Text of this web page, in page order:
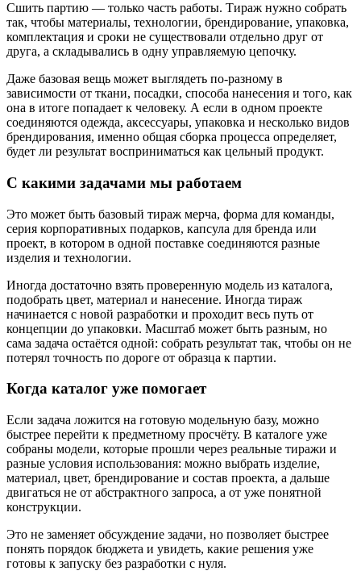
Сшить партию — только часть работы. Тираж нужно собрать
так, чтобы материалы, технологии, брендирование, упаковка,
комплектация и сроки не существовали отдельно друг от
друга, а складывались в одну управляемую цепочку.
Даже базовая вещь может выглядеть по-разному в
зависимости от ткани, посадки, способа нанесения и того, как
она в итоге попадает к человеку. А если в одном проекте
соединяются одежда, аксессуары, упаковка и несколько видов
брендирования, именно общая сборка процесса определяет,
будет ли результат восприниматься как цельный продукт.
С какими задачами мы работаем
Это может быть базовый тираж мерча, форма для команды,
серия корпоративных подарков, капсула для бренда или
проект, в котором в одной поставке соединяются разные
изделия и технологии.
Иногда достаточно взять проверенную модель из каталога,
подобрать цвет, материал и нанесение. Иногда тираж
начинается с новой разработки и проходит весь путь от
концепции до упаковки. Масштаб может быть разным, но
сама задача остаётся одной: собрать результат так, чтобы он не
потерял точность по дороге от образца к партии.
Когда каталог уже помогает
Если задача ложится на готовую модельную базу, можно
быстрее перейти к предметному просчёту. В каталоге уже
собраны модели, которые прошли через реальные тиражи и
разные условия использования: можно выбрать изделие,
материал, цвет, брендирование и состав проекта, а дальше
двигаться не от абстрактного запроса, а от уже понятной
конструкции.
Это не заменяет обсуждение задачи, но позволяет быстрее
понять порядок бюджета и увидеть, какие решения уже
готовы к запуску без разработки с нуля.